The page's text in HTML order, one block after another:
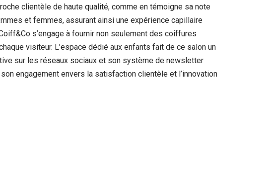
clientèle de haute qualité, comme en témoigne sa note
et femmes, assurant ainsi une expérience capillaire
s’engage à fournir non seulement des coiffures
visiteur. L’espace dédié aux enfants fait de ce salon un
sur les réseaux sociaux et son système de newsletter
engagement envers la satisfaction clientèle et l’innovation